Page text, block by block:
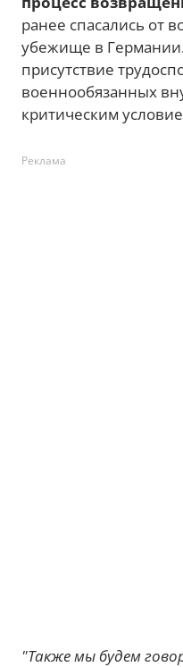
ранее спасались от
убежище в
присутствие
военнообязанных
критическим
Реклама
"Также мы будем